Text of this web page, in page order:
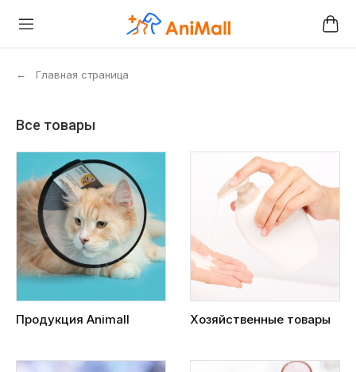
← Главная страница
Все товары
Продукция Animall Хозяйственные товары